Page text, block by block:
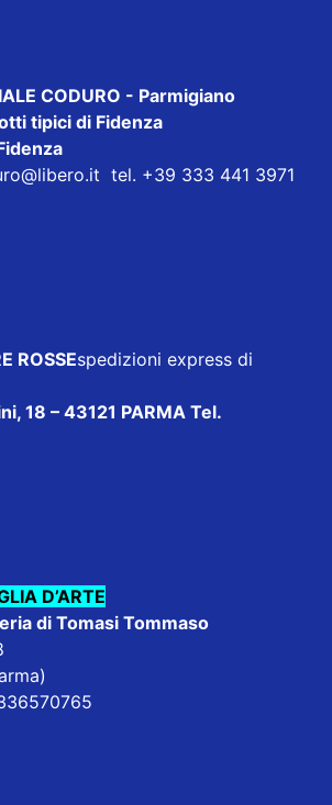
CODURO - Parmigiano
tipici di Fidenza
tel. +39 333 441 3971
ROSSEspedizioni express di
18 – 43121 PARMA Tel.
D’ARTE
di Tomasi Tommaso